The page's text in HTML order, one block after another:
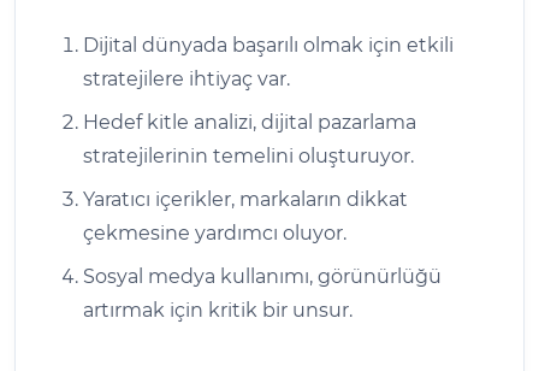
Dijital dünyada başarılı olmak için etkili
stratejilere ihtiyaç var.
Hedef kitle analizi, dijital pazarlama
stratejilerinin temelini oluşturuyor.
Yaratıcı içerikler, markaların dikkat
çekmesine yardımcı oluyor.
Sosyal medya kullanımı, görünürlüğü
artırmak için kritik bir unsur.